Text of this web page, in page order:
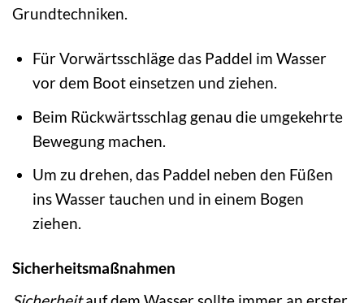
Grundtechniken.
Für Vorwärtsschläge das Paddel im Wasser
vor dem Boot einsetzen und ziehen.
Beim Rückwärtsschlag genau die umgekehrte
Bewegung machen.
Um zu drehen, das Paddel neben den Füßen
ins Wasser tauchen und in einem Bogen
ziehen.
Sicherheitsmaßnahmen